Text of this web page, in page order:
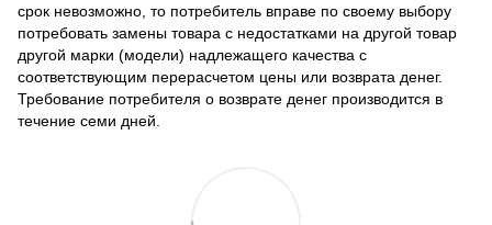
срок невозможно, то потребитель вправе по своему выбору
потребовать замены товара с недостатками на другой товар
другой марки (модели) надлежащего качества с
соответствующим перерасчетом цены или возврата денег.
Требование потребителя о возврате денег производится в
течение семи дней.